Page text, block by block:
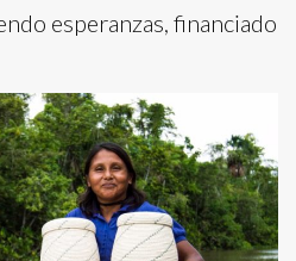
esperanzas, financiado